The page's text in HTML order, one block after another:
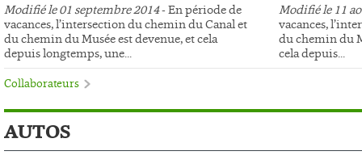
Modifié le 01 septembre 2014- En période de
vacances, l’intersection du chemin du Canal et
du chemin du Musée est devenue, et cela
depuis longtemps, une...
Modifié le 11
vacances,
du chemin du
cela depuis...
Collaborateurs
AUTOS